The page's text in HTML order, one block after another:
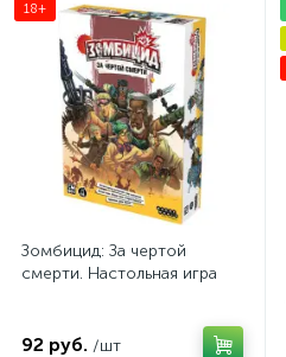
18+
Зомбицид: За чертой
смерти. Настольная игра
92 руб. /шт